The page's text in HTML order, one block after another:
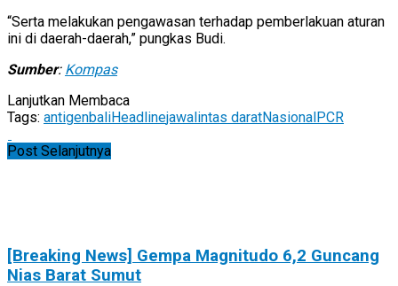
“Serta melakukan pengawasan terhadap pemberlakuan aturan
ini di daerah-daerah,” pungkas Budi.
Sumber: Kompas
Lanjutkan Membaca
Tags: antigenbaliHeadlinejawalintas daratNasionalPCR
Post Selanjutnya
[Breaking News] Gempa Magnitudo 6,2 Guncang
Nias Barat Sumut